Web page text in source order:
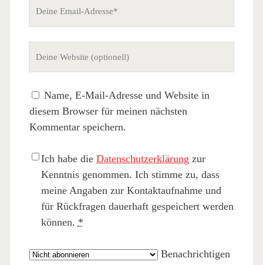
erforderlich)
Name, E-Mail-Adresse und Website in
diesem Browser für meinen nächsten
Kommentar speichern.
Ich habe die Datenschutzerklärung zur
Kenntnis genommen. Ich stimme zu, dass
meine Angaben zur Kontaktaufnahme und
für Rückfragen dauerhaft gespeichert werden
können. *
Benachrichtigen